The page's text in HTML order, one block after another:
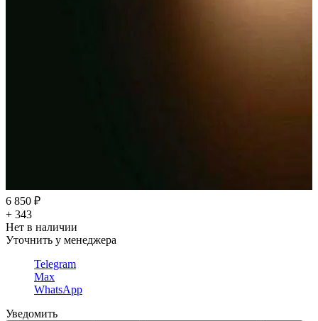
6 850 ₽
+ 343
Нет в наличии
Уточнить у менеджера
Telegram
Max
WhatsApp
Уведомить